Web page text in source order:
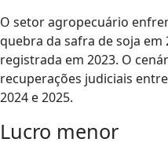
O setor agropecuário
quebra da safra de soja
registrada em 2023. O
recuperações judiciais
2024 e 2025.
Lucro menor